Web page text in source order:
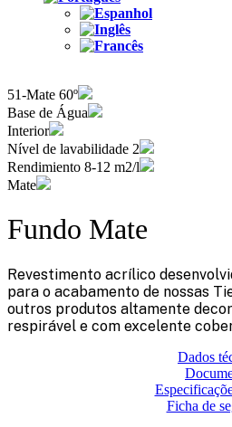
51-Mate 60º
Base de Água
Interior
Nível de lavabilidade 2
Rendimiento 8-12 m2/l
Mate
Fundo Mate
Revestimento acrílico
para o acabamento de nossas
outros produtos altamente
respirável e com excelente
Dados
Ficha de